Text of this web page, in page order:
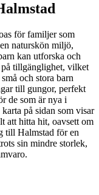
för familjer som
naturskön miljö,
kan utforska och
tillgänglighet, vilket
och stora barn
till gungor, perfekt
de som är nya i
på sidan som visar
att hitta hit, oavsett om
till Halmstad för en
sin mindre storlek,